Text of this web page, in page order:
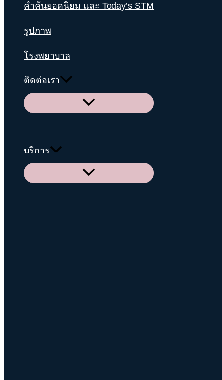
คำค้นยอดนิยม และ Today’s STM
รูปภาพ
โรงพยาบาล
ติดต่อเรา
Menu
บริการ
Menu